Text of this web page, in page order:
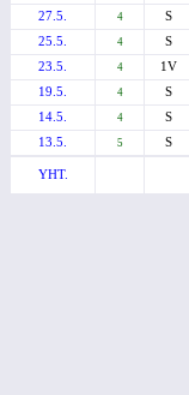
27.5.
4 S
25.5.
4 S
23.5.
4 1V
19.5.
4 S
14.5.
4 S
13.5.
5 S
YHT.